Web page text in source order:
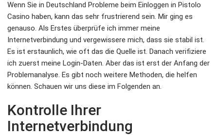
Wenn Sie in Deutschland Probleme beim Einloggen in Pistolo
Casino haben, kann das sehr frustrierend sein. Mir ging es
genauso. Als Erstes überprüfe ich immer meine
Internetverbindung und vergewissere mich, dass sie stabil ist.
Es ist erstaunlich, wie oft das die Quelle ist. Danach verifiziere
ich zuerst meine Login-Daten. Aber das ist erst der Anfang der
Problemanalyse. Es gibt noch weitere Methoden, die helfen
können. Schauen wir uns diese im Folgenden an.
Kontrolle Ihrer
Internetverbindung